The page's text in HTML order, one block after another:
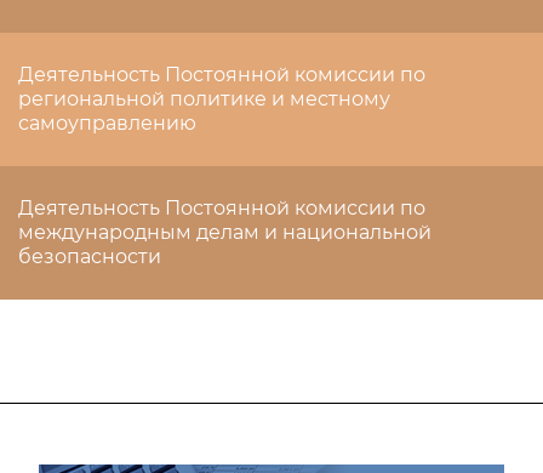
Деятельность Постоянной комиссии по
региональной политике и местному
самоуправлению
Деятельность Постоянной комиссии по
международным делам и национальной
безопасности